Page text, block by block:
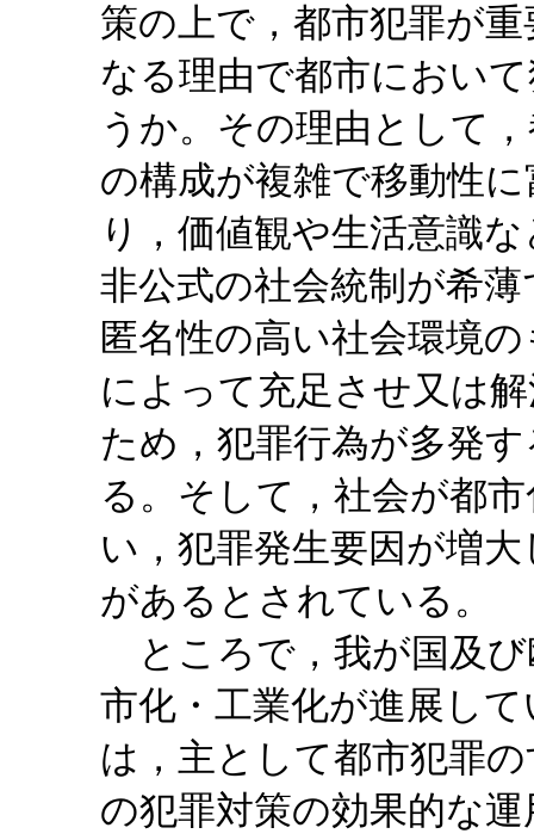
策の上で，都市犯罪が
なる理由で都市におい
うか。その理由として
の構成が複雑で移動性
り，価値観や生活意識
非公式の社会統制が希
匿名性の高い社会環境
によって充足させ又は
ため，犯罪行為が多発
る。そして，社会が都
い，犯罪発生要因が増
があるとされている。
ところで，我が国及び
市化・工業化が進展し
は，主として都市犯罪
の犯罪対策の効果的な